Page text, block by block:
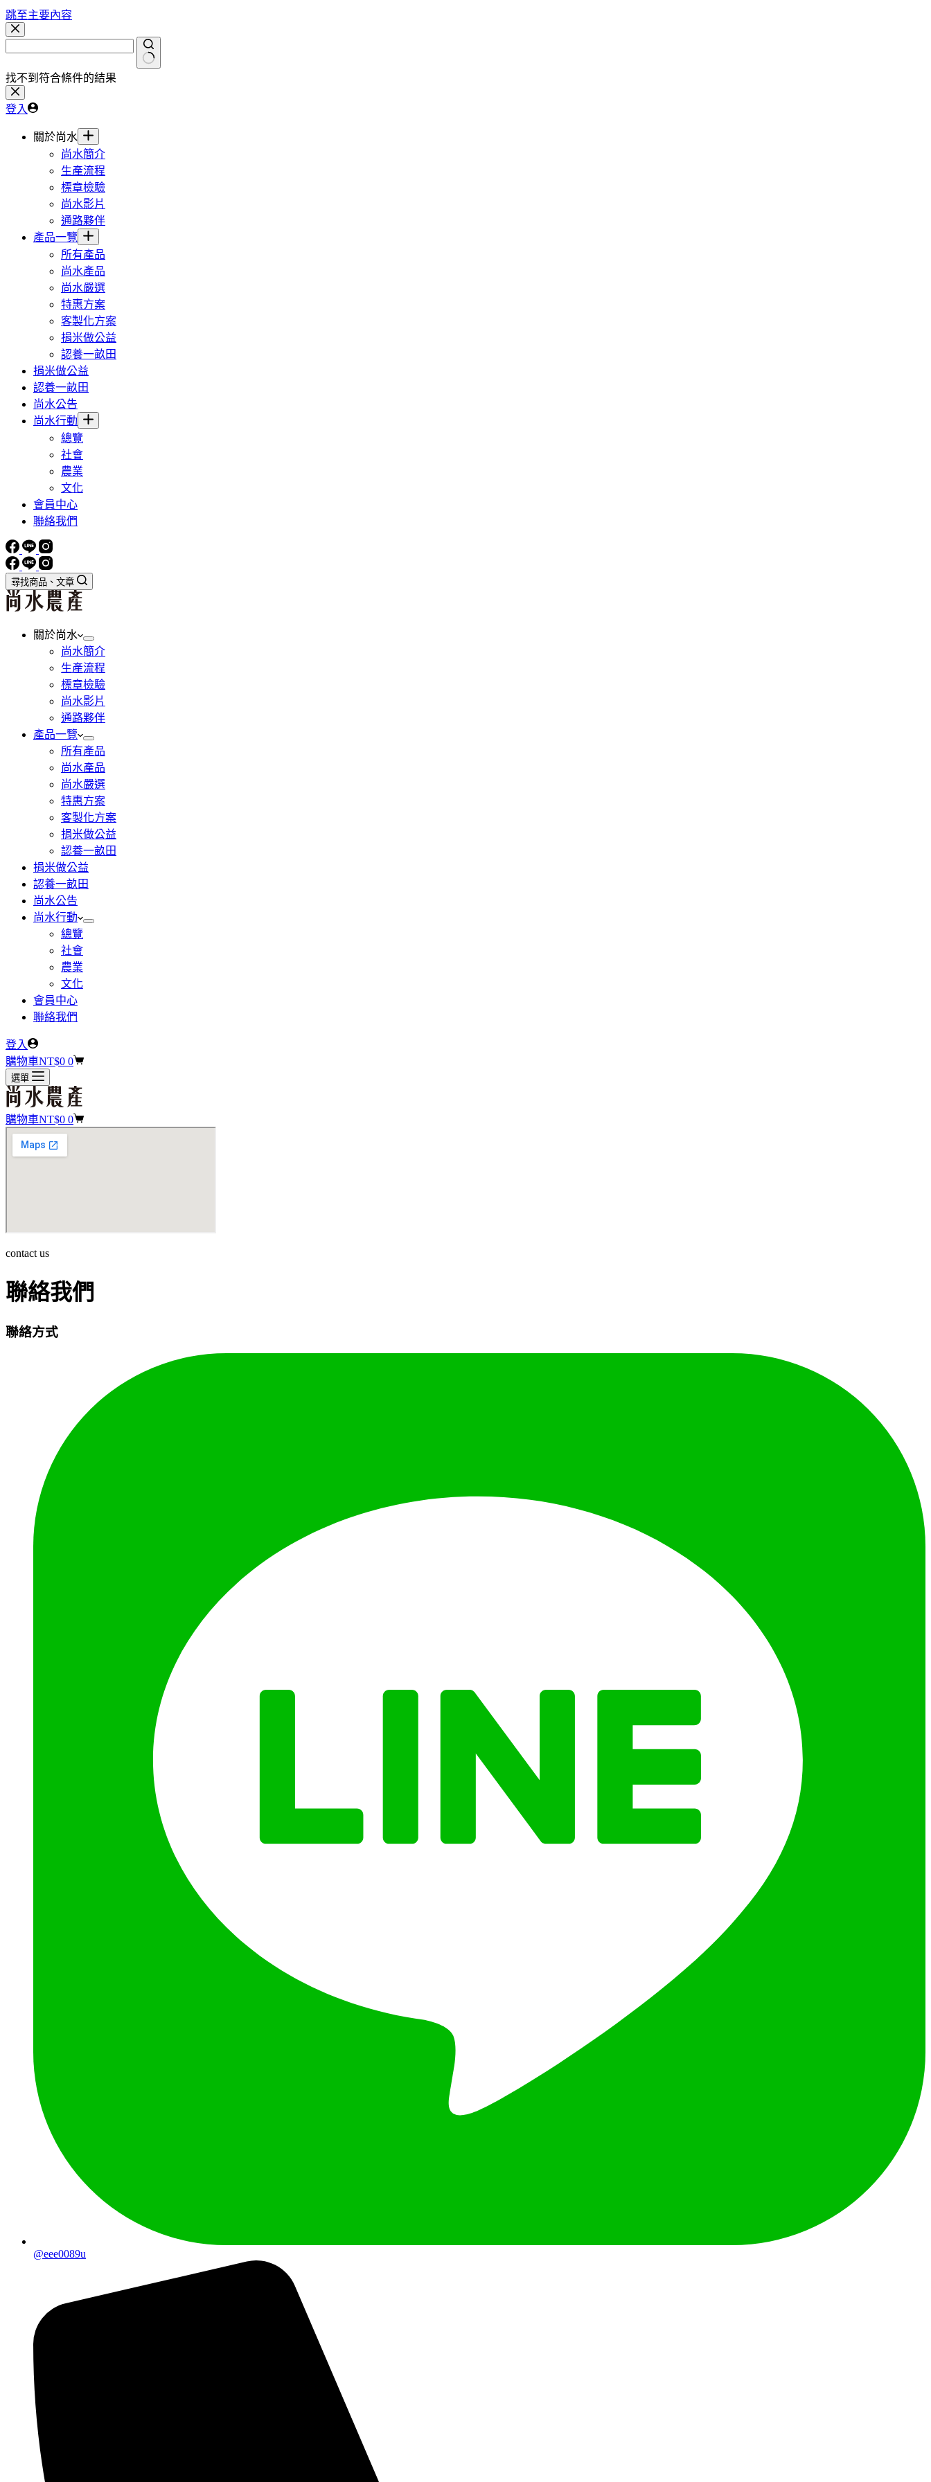
跳至主要內容
找不到符合條件的結果
登入
關於尚水
尚水簡介
生產流程
標章檢驗
尚水影片
通路夥伴
產品一覽
所有產品
尚水產品
尚水嚴選
特惠方案
客製化方案
捐米做公益
認養一畝田
捐米做公益
認養一畝田
尚水公告
尚水行動
總覽
社會
農業
文化
會員中心
聯絡我們
尋找商品、文章
關於尚水
尚水簡介
生產流程
標章檢驗
尚水影片
通路夥伴
產品一覽
所有產品
尚水產品
尚水嚴選
特惠方案
客製化方案
捐米做公益
認養一畝田
捐米做公益
認養一畝田
尚水公告
尚水行動
總覽
社會
農業
文化
會員中心
聯絡我們
登入
購物車NT$0 0
選單
購物車NT$0 0
contact us
聯絡我們
聯絡方式
@eee0089u